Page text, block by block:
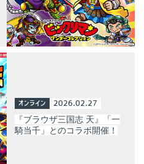
オンライン 2026.02.27
『ブラウザ三国志 天』「一
騎当千」とのコラボ開催！